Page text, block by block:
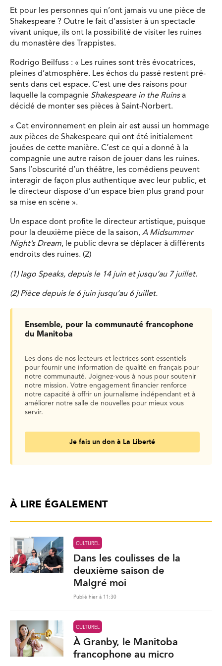
Et pour les personnes qui n’ont jamais vu une pièce de
Shakespeare ? Outre le fait d’assister à un spectacle
vivant unique, ils ont la possibilité de visiter les ruines
du monastère des Trappistes.
Rodrigo Beilfuss : « Les ruines sont très évocatrices,
pleines d’atmosphère. Les échos du passé restent pré-
sents dans cet espace. C’est une des raisons pour
laquelle la compagnie Shakespeare in the Ruinsa
décidé de monter ses pièces à Saint-Norbert.
« Cet environnement en plein air est aussi un hommage
aux pièces de Shakespeare qui ont été initialement
jouées de cette manière. C’est ce qui a donné à la
compagnie une autre raison de jouer dans les ruines.
Sans l’obscurité d’un théâtre, les comédiens peuvent
interagir de façon plus authentique avec leur public, et
le directeur dispose d’un espace bien plus grand pour
sa mise en scène ».
Un espace dont profite le directeur artistique, puisque
pour la deuxième pièce de la saison, A Midsummer
Night’s Dream, le public devra se déplacer à différents
endroits des ruines. (2)
(1) Iago Speaks, depuis le 14 juin et jusqu’au 7 juillet.
(2) Pièce depuis le 6 juin jusqu’au 6 juillet.
Ensemble, pour la communauté francophone
du Manitoba
Les dons de nos lecteurs et lectrices sont essentiels
pour fournir une information de qualité en français pour
notre communauté. Joignez-vous à nous pour soutenir
notre mission. Votre engagement financier renforce
notre capacité à offrir un journalisme indépendant et à
améliorer notre salle de nouvelles pour mieux vous
servir.
Je fais un don à La Liberté
À LIRE ÉGALEMENT
CULTUREL
Dans les coulisses de la
deuxième saison de
Malgré moi
Publié hier à 11:30
CULTUREL
À Granby, le Manitoba
francophone au micro